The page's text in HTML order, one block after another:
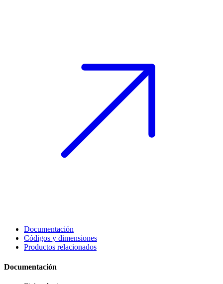
Documentación
Códigos y dimensiones
Productos relacionados
Documentación